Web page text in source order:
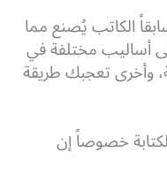
الكاتب يُصنع مما
أساليب مختلفة في
وأخرى تعجبك طريقة
خصوصاً إن